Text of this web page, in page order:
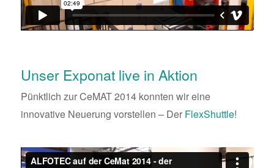
Unser Exponat live in Aktion
Pünktlich zur CeMAT 2014 konnten wir eine
innovative Neuerung vorstellen – Der FlexShuttle!